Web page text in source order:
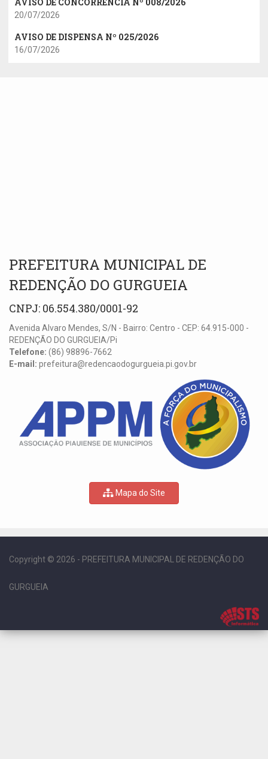
20/07/2026
AVISO DE DISPENSA Nº 025/2026
16/07/2026
PREFEITURA MUNICIPAL DE
REDENÇÃO DO GURGUEIA
CNPJ: 06.554.380/0001-92
Avenida Alvaro Mendes, S/N - Bairro: Centro - CEP: 64.915-000 -
REDENÇÃO DO GURGUEIA/Pi
Telefone: (86) 98896-7662
E-mail: prefeitura@redencaodogurgueia.pi.gov.br
Mapa do Site
Copyright © 2026 - PREFEITURA MUNICIPAL DE REDENÇÃO DO
GURGUEIA